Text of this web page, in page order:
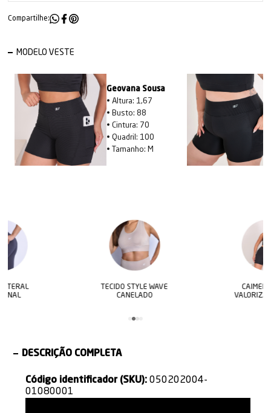
Compartilhe:
MODELO VESTE
Geovana Sousa
• Altura: 1,67
• Busto: 88
• Cintura: 70
• Quadril: 100
• Tamanho: M
DESCRIÇÃO COMPLETA
Código identificador (SKU): 050202004-
01080001